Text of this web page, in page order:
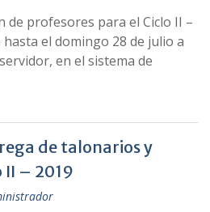
de profesores para el Ciclo II –
el domingo 28 de julio a
en el sistema de
de talonarios y
II – 2019